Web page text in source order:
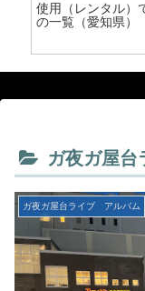
使用（レンタル）
の一覧（愛知県）
ガ夜ガ屋
ガ夜ガ屋台ライブ アルバム